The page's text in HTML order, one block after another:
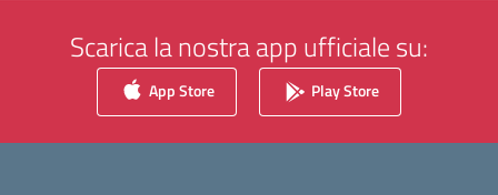
Scarica la nostra app ufficiale su:
App Store Play Store